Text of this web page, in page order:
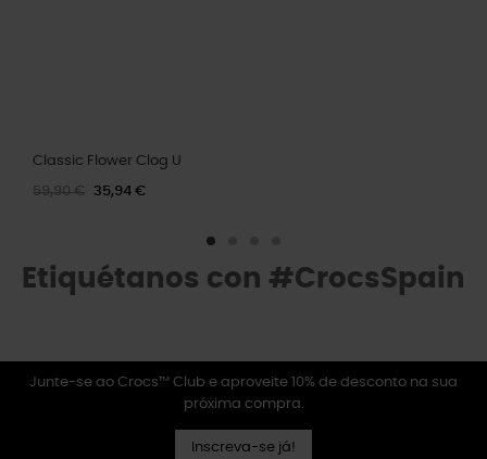
Classic Flower Clog U
59,90 € 35,94 €
Etiquétanos con #CrocsSpain
Junte-se ao Crocs™ Club e aproveite 10% de desconto na sua
próxima compra.
Inscreva-se já!